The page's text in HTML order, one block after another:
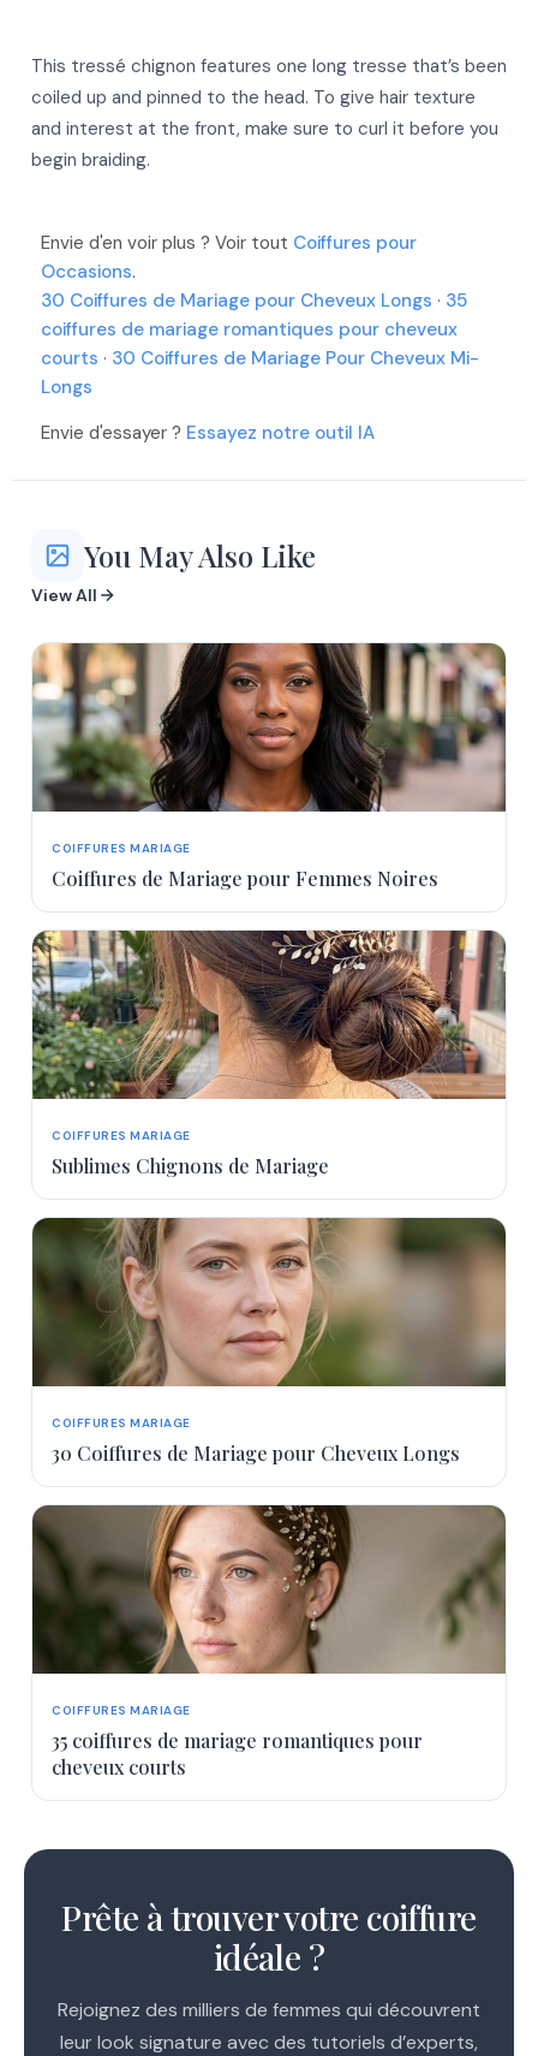
More
More
More
More
More
More
More
More
More
More
More
This tressé chignon features one long tresse that’s been
coiled up and pinned to the head. To give hair texture
and interest at the front, make sure to curl it before you
begin braiding.
Envie d'en voir plus ? Voir tout Coiffures pour
Occasions.
30 Coiffures de Mariage pour Cheveux Longs · 35
coiffures de mariage romantiques pour cheveux
courts · 30 Coiffures de Mariage Pour Cheveux Mi-
Longs
Envie d'essayer ? Essayez notre outil IA
You May Also Like
View All
COIFFURES MARIAGE
Coiffures de Mariage pour Femmes Noires
COIFFURES MARIAGE
Sublimes Chignons de Mariage
COIFFURES MARIAGE
30 Coiffures de Mariage pour Cheveux Longs
COIFFURES MARIAGE
35 coiffures de mariage romantiques pour
cheveux courts
Prête à trouver votre coiffure
idéale ?
Rejoignez des milliers de femmes qui découvrent
leur look signature avec des tutoriels d’experts,